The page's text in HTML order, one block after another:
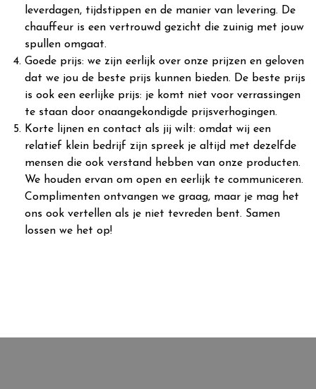
leverdagen, tijdstippen en de manier van levering. De
chauffeur is een vertrouwd gezicht die zuinig met jouw
spullen omgaat.
Goede prijs: we zijn eerlijk over onze prijzen en geloven
dat we jou de beste prijs kunnen bieden. De beste prijs
is ook een eerlijke prijs: je komt niet voor verrassingen
te staan door onaangekondigde prijsverhogingen.
Korte lijnen en contact als jij wilt: omdat wij een
relatief klein bedrijf zijn spreek je altijd met dezelfde
mensen die ook verstand hebben van onze producten.
We houden ervan om open en eerlijk te communiceren.
Complimenten ontvangen we graag, maar je mag het
ons ook vertellen als je niet tevreden bent. Samen
lossen we het op!